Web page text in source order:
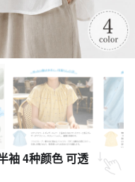
袖 4种颜色 可透